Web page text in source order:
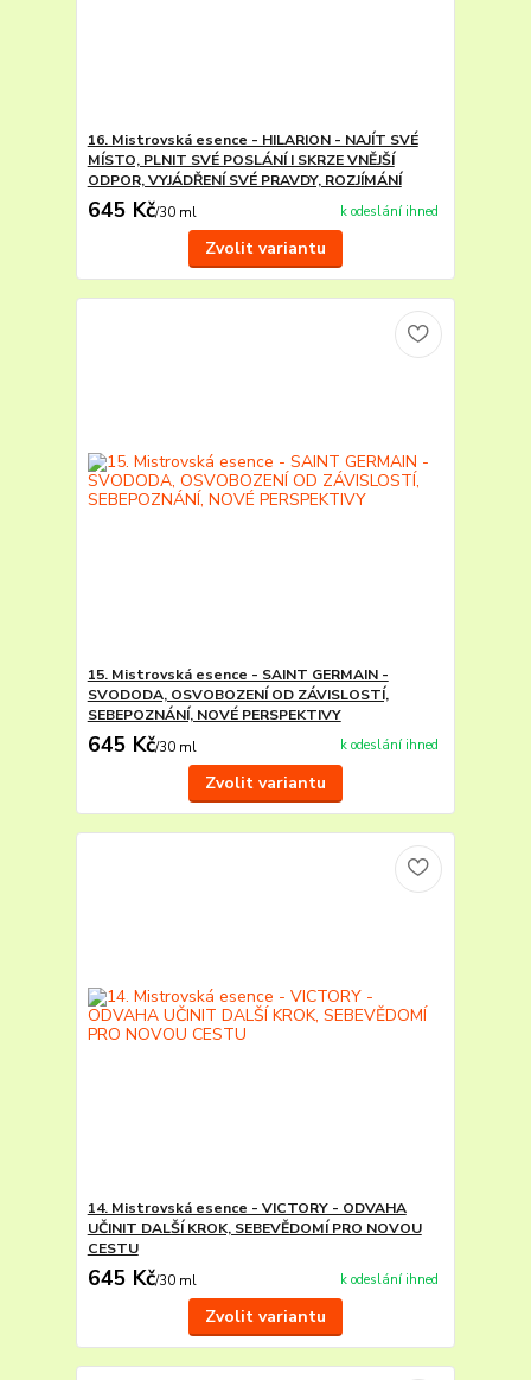
16. Mistrovská esence - HILARION - NAJÍT SVÉ
MÍSTO, PLNIT SVÉ POSLÁNÍ I SKRZE VNĚJŠÍ
ODPOR, VYJÁDŘENÍ SVÉ PRAVDY, ROZJÍMÁNÍ
645 Kč/30 ml k odeslání ihned
Zvolit variantu
15. Mistrovská esence - SAINT GERMAIN -
SVODODA, OSVOBOZENÍ OD ZÁVISLOSTÍ,
SEBEPOZNÁNÍ, NOVÉ PERSPEKTIVY
645 Kč/30 ml k odeslání ihned
Zvolit variantu
14. Mistrovská esence - VICTORY - ODVAHA
UČINIT DALŠÍ KROK, SEBEVĚDOMÍ PRO NOVOU
CESTU
645 Kč/30 ml k odeslání ihned
Zvolit variantu